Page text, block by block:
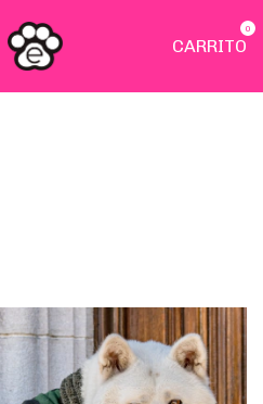
CARRITO
0